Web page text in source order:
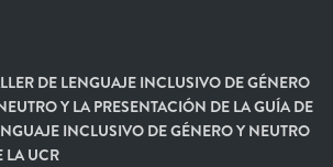
DE LENGUAJE INCLUSIVO DE GÉNERO
Y LA PRESENTACIÓN DE LA GUÍA DE
INCLUSIVO DE GÉNERO Y NEUTRO
LA UCR